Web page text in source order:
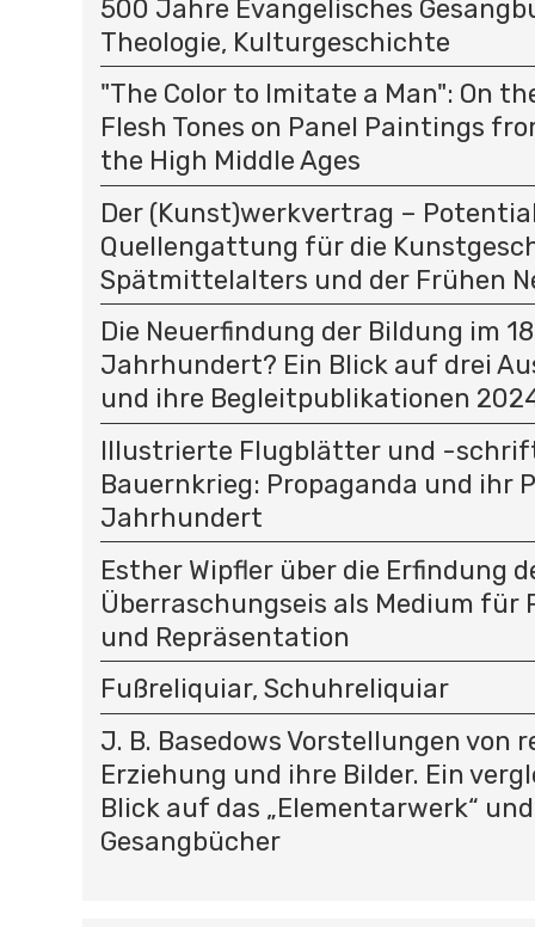
500 Jahre Evangelisches
Theologie, Kulturgeschichte
"The Color to Imitate a Man": On
Flesh Tones on Panel Paintings
the High Middle Ages
Der (Kunst)werkvertrag –
Quellengattung für die
Spätmittelalters und der Frühen
Die Neuerfindung der Bildung im
Jahrhundert? Ein Blick auf drei
und ihre Begleitpublikationen
Illustrierte Flugblätter und -
Bauernkrieg: Propaganda und ihr
Jahrhundert
Esther Wipfler über die Erfindung
Überraschungseis als Medium für
und Repräsentation
Fußreliquiar, Schuhreliquiar
J. B. Basedows Vorstellungen von
Erziehung und ihre Bilder. Ein
Blick auf das „Elementarwerk“
Gesangbücher